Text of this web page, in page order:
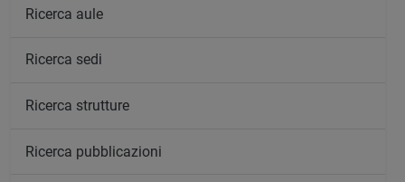
Ricerca aule
Ricerca sedi
Ricerca strutture
Ricerca pubblicazioni